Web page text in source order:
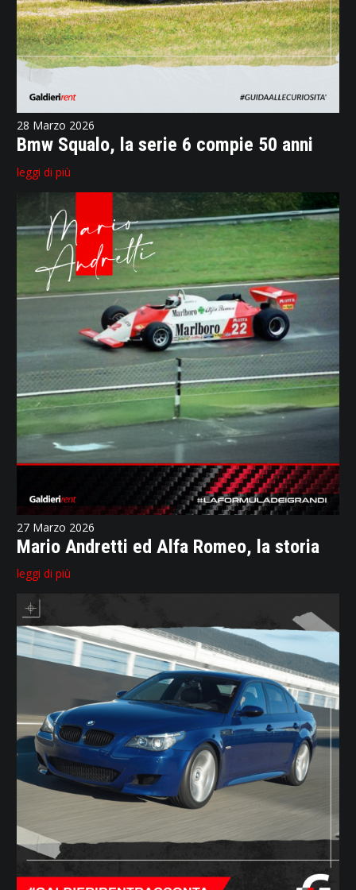
28 Marzo 2026
Bmw Squalo, la serie 6 compie 50 anni
leggi di più
27 Marzo 2026
Mario Andretti ed Alfa Romeo, la storia
leggi di più